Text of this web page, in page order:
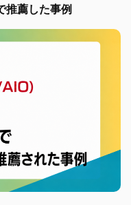
推薦した事例